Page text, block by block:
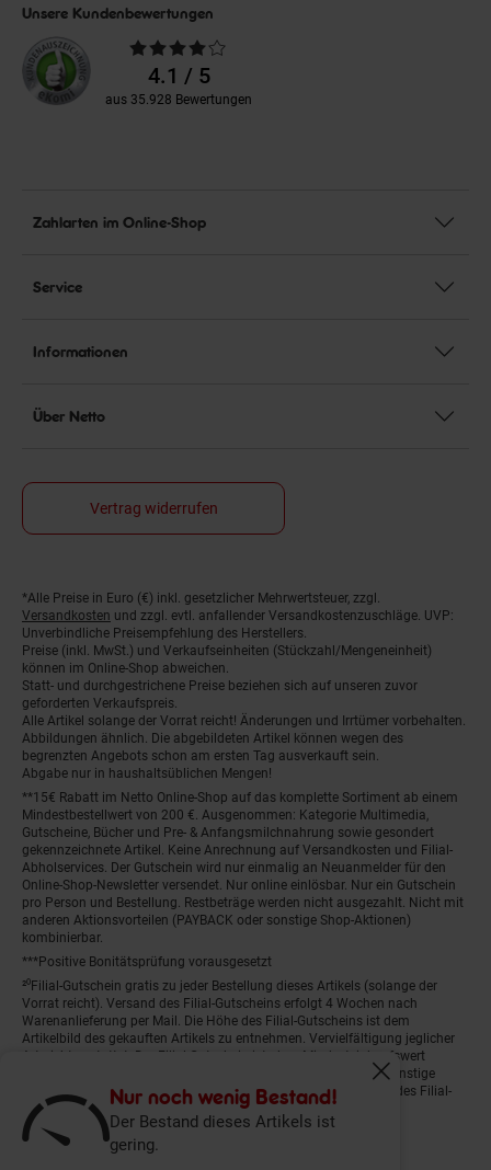
Nur noch wenig Bestand!
Der Bestand dieses Artikels ist
gering.
Fenster
Unsere Kundenbewertungen
Durchschnittliche
Bewertungen4.1 / 5
aus 35.928 Bewertungen
Zahlarten im Online-Shop
Service
Informationen
Über Netto
Vertrag widerrufen
Fußnoten
*Alle Preise in Euro (€) inkl. gesetzlicher Mehrwertsteuer, zzgl.
Versandkosten und zzgl. evtl. anfallender Versandkostenzuschläge. UVP:
Unverbindliche Preisempfehlung des Herstellers.
Preise (inkl. MwSt.) und Verkaufseinheiten (Stückzahl/Mengeneinheit)
können im Online-Shop abweichen.
Statt- und durchgestrichene Preise beziehen sich auf unseren zuvor
geforderten Verkaufspreis.
Alle Artikel solange der Vorrat reicht! Änderungen und Irrtümer vorbehalten.
Abbildungen ähnlich. Die abgebildeten Artikel können wegen des
begrenzten Angebots schon am ersten Tag ausverkauft sein.
Abgabe nur in haushaltsüblichen Mengen!
**15€ Rabatt im Netto Online-Shop auf das komplette Sortiment ab einem
Mindestbestellwert von 200 €. Ausgenommen: Kategorie Multimedia,
Gutscheine, Bücher und Pre- & Anfangsmilchnahrung sowie gesondert
gekennzeichnete Artikel. Keine Anrechnung auf Versandkosten und Filial-
Abholservices. Der Gutschein wird nur einmalig an Neuanmelder für den
Online-Shop-Newsletter versendet. Nur online einlösbar. Nur ein Gutschein
pro Person und Bestellung. Restbeträge werden nicht ausgezahlt. Nicht mit
anderen Aktionsvorteilen (PAYBACK oder sonstige Shop-Aktionen)
kombinierbar.
***Positive Bonitätsprüfung vorausgesetzt
²⁰Filial-Gutschein gratis zu jeder Bestellung dieses Artikels (solange der
Vorrat reicht). Versand des Filial-Gutscheins erfolgt 4 Wochen nach
Warenanlieferung per Mail. Die Höhe des Filial-Gutscheins ist dem
Artikelbild des gekauften Artikels zu entnehmen. Vervielfältigung jeglicher
Art nicht gestattet. Der Filial-Gutschein ist ohne Mindesteinkaufswert
einlösbar. Nicht mit anderen Aktionsvorteilen (PAYBACK oder sonstige
Shop-Aktionen) kombinierbar. Der jeweilige Gültigkeitszeitraum des Filial-
Gutscheins ist darauf vermerkt.